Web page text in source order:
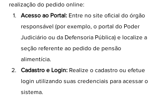
realização do pedido online:
Acesso ao Portal: Entre no site oficial do órgão
responsável (por exemplo, o portal do Poder
Judiciário ou da Defensoria Pública) e localize a
seção referente ao pedido de pensão
alimentícia.
Cadastro e Login: Realize o cadastro ou efetue
login utilizando suas credenciais para acessar o
sistema.